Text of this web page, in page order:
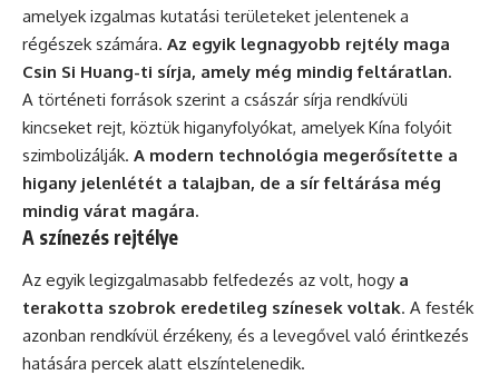
amelyek izgalmas kutatási területeket jelentenek a
régészek számára. Az egyik legnagyobb rejtély maga
Csin Si Huang-ti sírja, amely még mindig feltáratlan.
A történeti források szerint a császár sírja rendkívüli
kincseket rejt, köztük higanyfolyókat, amelyek Kína folyóit
szimbolizálják. A modern technológia megerősítette a
higany jelenlétét a talajban, de a sír feltárása még
mindig várat magára.
A színezés rejtélye
Az egyik legizgalmasabb felfedezés az volt, hogy a
terakotta szobrok eredetileg színesek voltak. A festék
azonban rendkívül érzékeny, és a levegővel való érintkezés
hatására percek alatt elszíntelenedik.